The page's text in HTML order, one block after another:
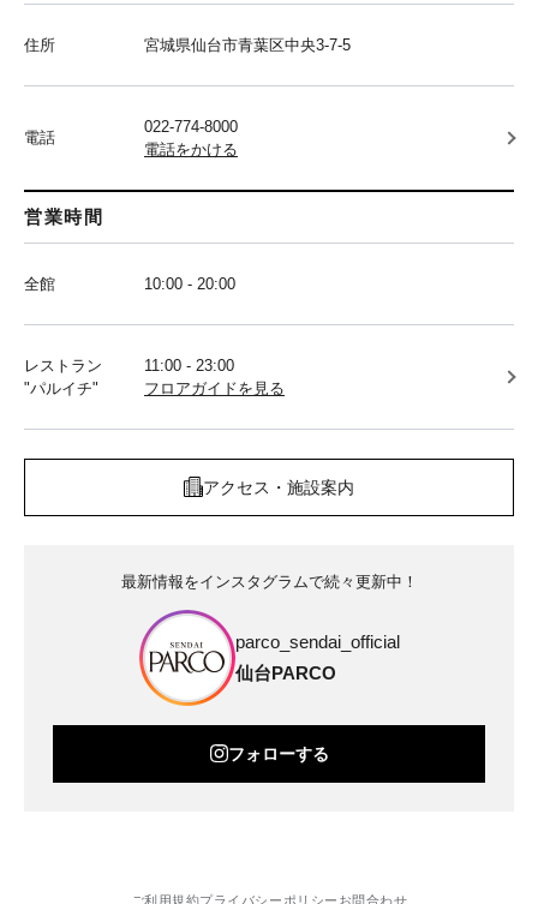
住所 宮城県仙台市青葉区中央3-7-5
電話
022-774-8000
電話をかける
営業時間
全館 10:00 - 20:00
レストラン
"パルイチ"
11:00 - 23:00
フロアガイドを見る
アクセス・施設案内
最新情報をインスタグラムで続々更新中！
parco_sendai_official
仙台PARCO
フォローする
ご利用規約プライバシーポリシー お問合わせ